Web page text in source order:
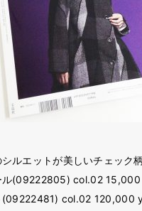
ルエットが美しいチェック
ル(09222805) col.02
(09222481) col.02 120,000